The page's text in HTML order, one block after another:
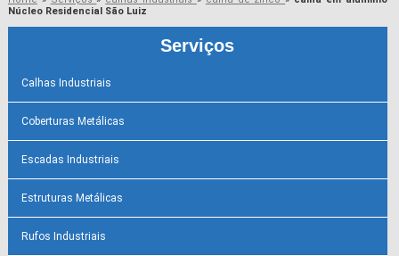
Núcleo Residencial São Luiz
Serviços
Calhas Industriais
Coberturas Metálicas
Escadas Industriais
Estruturas Metálicas
Rufos Industriais